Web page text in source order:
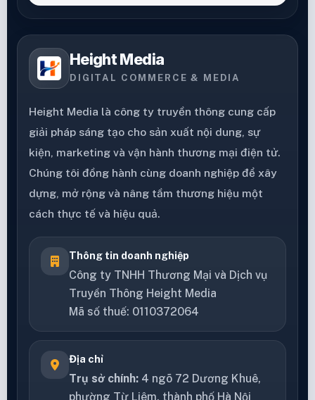
Height Media
DIGITAL COMMERCE & MEDIA
Height Media là công ty truyền thông cung cấp
giải pháp sáng tạo cho sản xuất nội dung, sự
kiện, marketing và vận hành thương mại điện tử.
Chúng tôi đồng hành cùng doanh nghiệp để xây
dựng, mở rộng và nâng tầm thương hiệu một
cách thực tế và hiệu quả.
Thông tin doanh nghiệp
Công ty TNHH Thương Mại và Dịch vụ
Truyền Thông Height Media
Mã số thuế: 0110372064
Địa chỉ
Trụ sở chính: 4 ngõ 72 Dương Khuê,
phường Từ Liêm, thành phố Hà Nội